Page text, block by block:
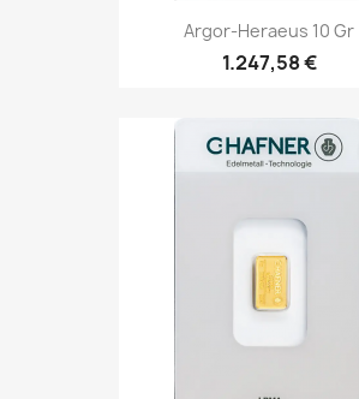
Argor-Heraeus 10 Gr
1.247,58 €